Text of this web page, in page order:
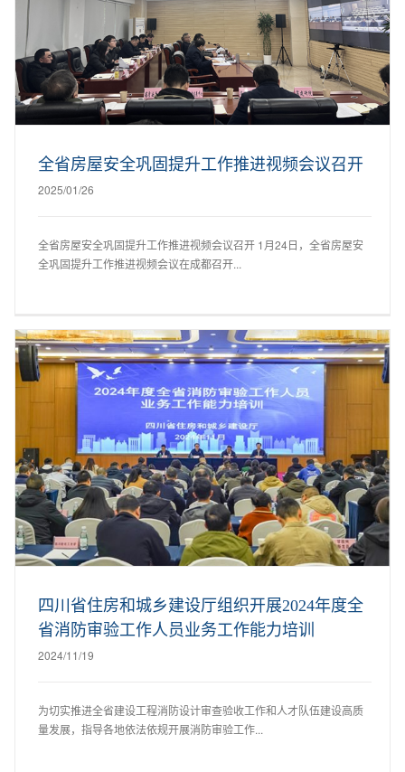
全省房屋安全巩固提升工作推进视频会议召开
2025/01/26
全省房屋安全巩固提升工作推进视频会议召开 1月24日，全省房屋安
全巩固提升工作推进视频会议在成都召开...
四川省住房和城乡建设厅组织开展2024年度全
省消防审验工作人员业务工作能力培训
2024/11/19
为切实推进全省建设工程消防设计审查验收工作和人才队伍建设高质
量发展，指导各地依法依规开展消防审验工作...